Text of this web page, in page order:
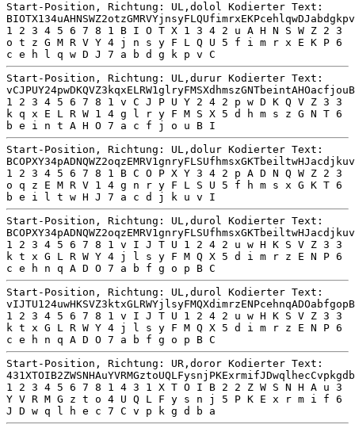
Start-Position, Richtung: UL,dolol Kodierter Text:
1 2 3 4 5 6 7 8 1 B I O T X 1 3 4 2 u A H N S W Z 2 3
o t z G M R V Y 4 j n s y F L Q U 5 f i m r x E K P 6
c e h l q w D J 7 a b d g k p v C
Start-Position, Richtung: UL,durur Kodierter Text:
1 2 3 4 5 6 7 8 1 v C J P U Y 2 4 2 p w D K Q V Z 3 3
k q x E L R W 1 4 g l r y F M S X 5 d h m s z G N T 6
b e i n t A H O 7 a c f j o u B I
Start-Position, Richtung: UL,dolur Kodierter Text:
1 2 3 4 5 6 7 8 1 B C O P X Y 3 4 2 p A D N Q W Z 2 3
o q z E M R V 1 4 g n r y F L S U 5 f h m s x G K T 6
b e i l t w H J 7 a c d j k u v I
Start-Position, Richtung: UL,durol Kodierter Text:
1 2 3 4 5 6 7 8 1 v I J T U 1 2 4 2 u w H K S V Z 3 3
k t x G L R W Y 4 j l s y F M Q X 5 d i m r z E N P 6
c e h n q A D O 7 a b f g o p B C
Start-Position, Richtung: UL,durol Kodierter Text:
1 2 3 4 5 6 7 8 1 v I J T U 1 2 4 2 u w H K S V Z 3 3
k t x G L R W Y 4 j l s y F M Q X 5 d i m r z E N P 6
c e h n q A D O 7 a b f g o p B C
Start-Position, Richtung: UR,doror Kodierter Text:
1 2 3 4 5 6 7 8 1 4 3 1 X T O I B 2 2 Z W S N H A u 3
Y V R M G z t o 4 U Q L F y s n j 5 P K E x r m i f 6
J D w q l h e c 7 C v p k g d b a